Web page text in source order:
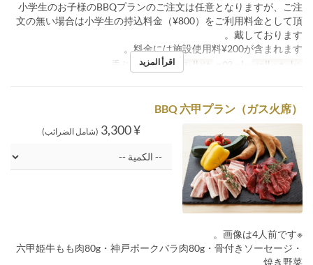
小学生のお子様のBBQプランのご注文は任意となりますが、ご注
文の無い場合は小学生の持込料金（¥800）をご利用料金として頂
戴しております。
料金には施設使用料¥200が含まれます。
تواريخ صالحة فئة المقعد 手ぶらガス火席
اقرأ المزيد
BBQ 六甲プラン（ガス火席）
¥ 3,300 (شامل الضرائب)
※画像は4人前です。
六甲姫牛もも肉80g・神戸ポークバラ肉80g・骨付きソーセージ・
焼き野菜